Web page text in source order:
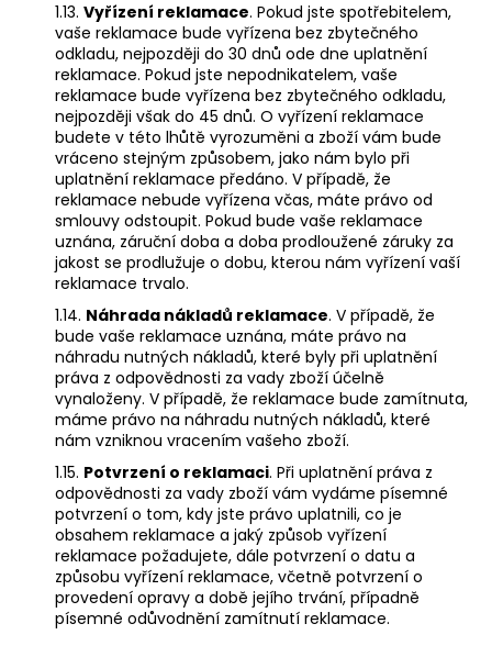
1.13. Vyřízení reklamace. Pokud jste spotřebitelem,
vaše reklamace bude vyřízena bez zbytečného
odkladu, nejpozději do 30 dnů ode dne uplatnění
reklamace. Pokud jste nepodnikatelem, vaše
reklamace bude vyřízena bez zbytečného odkladu,
nejpozději však do 45 dnů. O vyřízení reklamace
budete v této lhůtě vyrozuměni a zboží vám bude
vráceno stejným způsobem, jako nám bylo při
uplatnění reklamace předáno. V případě, že
reklamace nebude vyřízena včas, máte právo od
smlouvy odstoupit. Pokud bude vaše reklamace
uznána, záruční doba a doba prodloužené záruky za
jakost se prodlužuje o dobu, kterou nám vyřízení vaší
reklamace trvalo.
1.14. Náhrada nákladů reklamace. V případě, že
bude vaše reklamace uznána, máte právo na
náhradu nutných nákladů, které byly při uplatnění
práva z odpovědnosti za vady zboží účelně
vynaloženy. V případě, že reklamace bude zamítnuta,
máme právo na náhradu nutných nákladů, které
nám vzniknou vracením vašeho zboží.
1.15. Potvrzení o reklamaci. Při uplatnění práva z
odpovědnosti za vady zboží vám vydáme písemné
potvrzení o tom, kdy jste právo uplatnili, co je
obsahem reklamace a jaký způsob vyřízení
reklamace požadujete, dále potvrzení o datu a
způsobu vyřízení reklamace, včetně potvrzení o
provedení opravy a době jejího trvání, případně
písemné odůvodnění zamítnutí reklamace.